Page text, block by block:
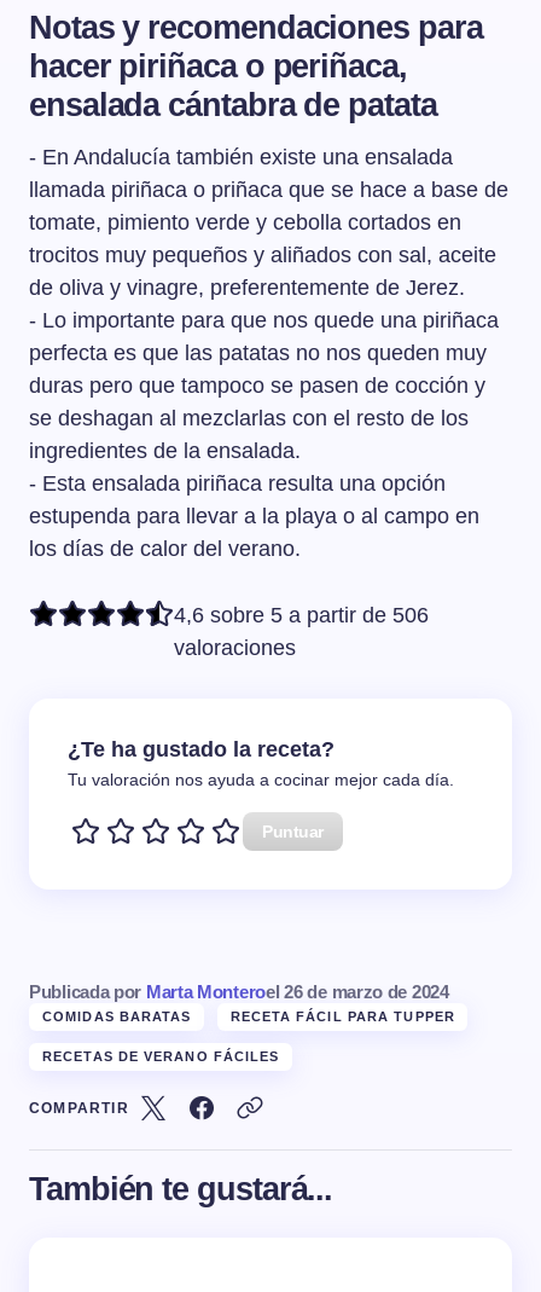
Notas y recomendaciones para
hacer piriñaca o periñaca,
ensalada cántabra de patata
- En Andalucía también existe una ensalada
llamada piriñaca o priñaca que se hace a base de
tomate, pimiento verde y cebolla cortados en
trocitos muy pequeños y aliñados con sal, aceite
de oliva y vinagre, preferentemente de Jerez.
- Lo importante para que nos quede una piriñaca
perfecta es que las patatas no nos queden muy
duras pero que tampoco se pasen de cocción y
se deshagan al mezclarlas con el resto de los
ingredientes de la ensalada.
- Esta ensalada piriñaca resulta una opción
estupenda para llevar a la playa o al campo en
los días de calor del verano.
4,6 sobre 5 a partir de 506
valoraciones
¿Te ha gustado la receta?
Tu valoración nos ayuda a cocinar mejor cada día.
Puntuar
Publicada por Marta Monteroel 26 de marzo de 2024
COMIDAS BARATAS RECETA FÁCIL PARA TUPPER
RECETAS DE VERANO FÁCILES
COMPARTIR
También te gustará...